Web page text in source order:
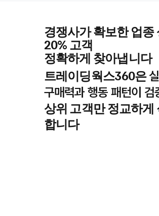
트레이딩웍스360은
구매력과 행동 패턴이 검
상위 고객만 정교하게
합니다
경쟁사가 확보한 업종
20% 고객
정확하게 찾아냅니다